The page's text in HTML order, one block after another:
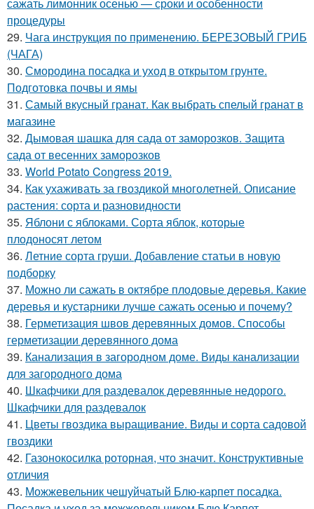
процедуры
29. Чага инструкция по применению. БЕРЕЗОВЫЙ ГРИБ
(ЧАГА)
30. Смородина посадка и уход в открытом грунте.
Подготовка почвы и ямы
31. Самый вкусный гранат. Как выбрать спелый гранат в
магазине
32. Дымовая шашка для сада от заморозков. Защита
сада от весенних заморозков
33. World Potato Congress 2019.
34. Как ухаживать за гвоздикой многолетней. Описание
растения: сорта и разновидности
35. Яблони с яблоками. Сорта яблок, которые
плодоносят летом
36. Летние сорта груши. Добавление статьи в новую
подборку
37. Можно ли сажать в октябре плодовые деревья. Какие
деревья и кустарники лучше сажать осенью и почему?
38. Герметизация швов деревянных домов. Способы
герметизации деревянного дома
39. Канализация в загородном доме. Виды канализации
для загородного дома
40. Шкафчики для раздевалок деревянные недорого.
Шкафчики для раздевалок
41. Цветы гвоздика выращивание. Виды и сорта садовой
гвоздики
42. Газонокосилка роторная, что значит. Конструктивные
отличия
43. Можжевельник чешуйчатый Блю-карпет посадка.